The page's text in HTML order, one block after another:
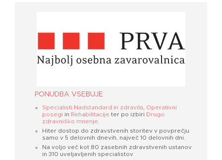
PONUDBA VSEBUJE
Specialisti Nadstandard in zdravila
Operativni
posegi in Rehabilitacije ter po izbiri Drugo
zdravniško mnenje
Hiter dostop do zdravstvenih storitev v povprečju
samo v 5 delovnih dnevih, največ 10 delovnih dni.
Na voljo več kot 80 zasebnih zdravstvenih ustanov
in 310 uveljavljenih specialistov